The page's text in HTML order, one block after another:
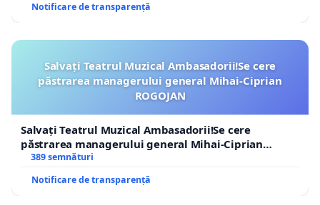
Notificare de transparență
Salvați Teatrul Muzical Ambasadorii!Se cere
păstrarea managerului general Mihai-Ciprian
ROGOJAN
Salvați Teatrul Muzical Ambasadorii!Se cere
păstrarea managerului general Mihai-Ciprian
ROGOJAN
389 semnături
Notificare de transparență